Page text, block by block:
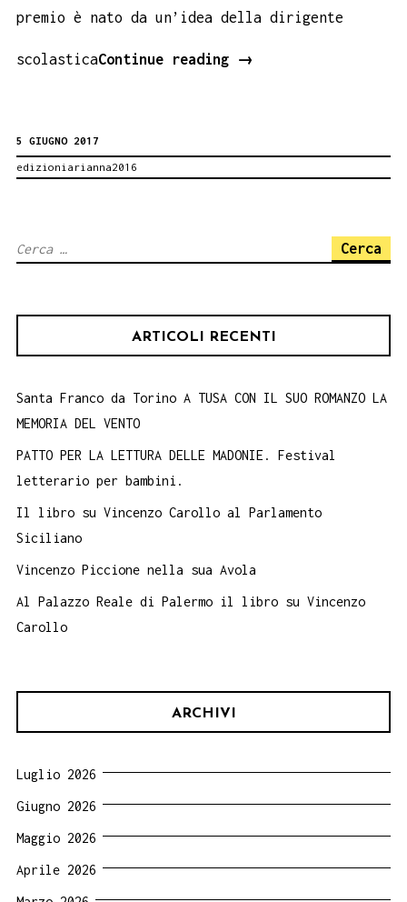
premio è nato da un’idea della dirigente
scolasticaContinue reading
LIFE
→
5 GIUGNO 2017
edizioniarianna2016
Ricerca
ARTICOLI RECENTI
Santa Franco da Torino A TUSA CON IL SUO ROMANZO LA
MEMORIA DEL VENTO
PATTO PER LA LETTURA DELLE MADONIE. Festival
letterario per bambini.
Il libro su Vincenzo Carollo al Parlamento
Siciliano
Vincenzo Piccione nella sua Avola
Al Palazzo Reale di Palermo il libro su Vincenzo
Carollo
ARCHIVI
Luglio 2026
Giugno 2026
Maggio 2026
Aprile 2026